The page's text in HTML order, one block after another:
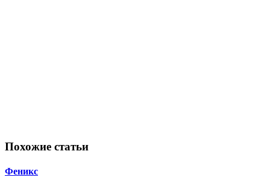
Похожие статьи
Феникс